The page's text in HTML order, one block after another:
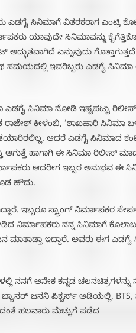
ಸಿನಿಮಾಗೆ ವಿತರಕರಾಗ ಎಂಟ್ರಿ
ಯಾವುದೇ ಸಿನಿಮಾವನ್ನು
ಎನ್ನುವುದು
ಸಮಯದಲ್ಲಿ ಇವರಿಬ್ಬರು ಎಡಗೈ ಸಿನಿಮಾ
ಎಡಗೈ ಸಿನಿಮಾ ನೋಡಿ ಇಷ್ಟಪಟ್ಟು
ಕೀಳಂಬಿ, ‘ಶಾಖಹಾರಿ ಸಿನಿಮಾ
ಆದರೆ ಎಡಗೈ ಸಿನಿಮಾದ
ಆಗುತ್ತೆ ಹಾಗಾಗಿ ಈ ಸಿನಿಮಾ ರಿಲೀಸ್
ಆದರೀಗ ಇಬ್ಬರ ಅನುಭವ ಈ
ಹೌದು.
ಇಬ್ಬರೂ ಸ್ಟ್ರಾಂಗ್ ನಿರ್ಮಾಪಕರ
ನಿರ್ಮಾಪಕರು ನನ್ನ ಸಿನಿಮಾಗೆ
ಮಾತಾಡ್ತಾ ಇದ್ದಾರೆ. ಅವರು ಈಗ
ನನಗೆ ಅನೇಕ ಕನ್ನಡ
ಬ್ಯಾನರ್ ಜನನಿ ಪಿಕ್ಚರ್ಸ್ ಅಡಿಯಲ್ಲಿ,
ಹಲವಾರು ಮೆಚ್ಚುಗೆ ಪಡೆದ